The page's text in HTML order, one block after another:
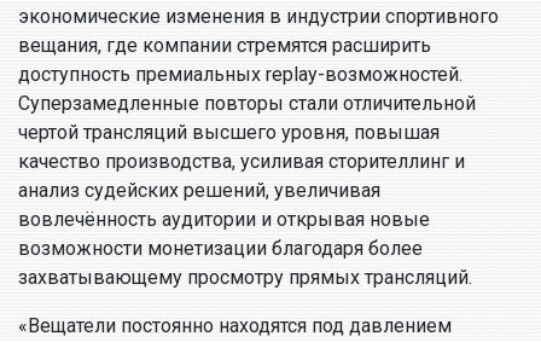
экономические изменения в индустрии спортивного
вещания, где компании стремятся расширить
доступность премиальных replay-возможностей.
Суперзамедленные повторы стали отличительной
чертой трансляций высшего уровня, повышая
качество производства, усиливая сторителлинг и
анализ судейских решений, увеличивая
вовлечённость аудитории и открывая новые
возможности монетизации благодаря более
захватывающему просмотру прямых трансляций.
«Вещатели постоянно находятся под давлением